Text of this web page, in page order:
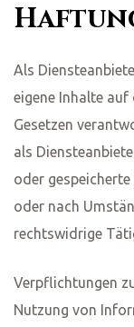
Als
eigene Inhalte auf
Gesetzen
als
oder
oder nach
rechtswidrige
Verpflichtungen
Nutzung von